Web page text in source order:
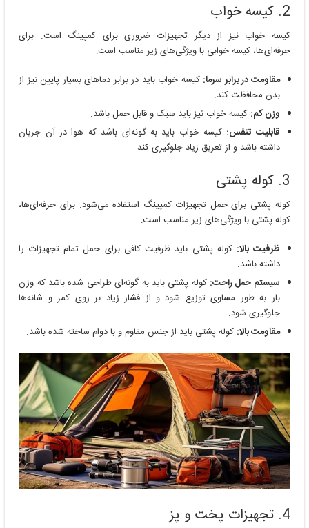
2. کیسه خواب
کیسه خواب نیز از دیگر تجهیزات ضروری برای کمپینگ است. برای
حرفه‌ای‌ها، کیسه خوابی با ویژگی‌های زیر مناسب است:
مقاومت در برابر سرما: کیسه خواب باید در برابر دماهای بسیار پایین نیز از
بدن محافظت کند.
وزن کم: کیسه خواب نیز باید سبک و قابل حمل باشد.
قابلیت تنفس: کیسه خواب باید به گونه‌ای باشد که هوا در آن جریان
داشته باشد و از تعریق زیاد جلوگیری کند.
3. کوله پشتی
کوله پشتی برای حمل تجهیزات کمپینگ استفاده می‌شود. برای حرفه‌ای‌ها،
کوله پشتی با ویژگی‌های زیر مناسب است:
ظرفیت بالا: کوله پشتی باید ظرفیت کافی برای حمل تمام تجهیزات را
داشته باشد.
سیستم حمل راحت: کوله پشتی باید به گونه‌ای طراحی شده باشد که وزن
بار به طور مساوی توزیع شود و از فشار زیاد بر روی کمر و شانه‌ها
جلوگیری شود.
مقاومت بالا: کوله پشتی باید از جنس مقاوم و با دوام ساخته شده باشد.
4. تجهیزات پخت و پز